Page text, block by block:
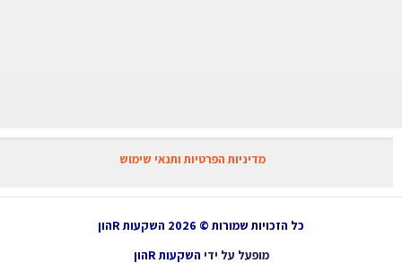
מדיניות הפרטיות ותנאי שימוש
כל הזכויות שמורות © 2026 השקעות Rהון
מופעל על ידיהשקעות Rהון